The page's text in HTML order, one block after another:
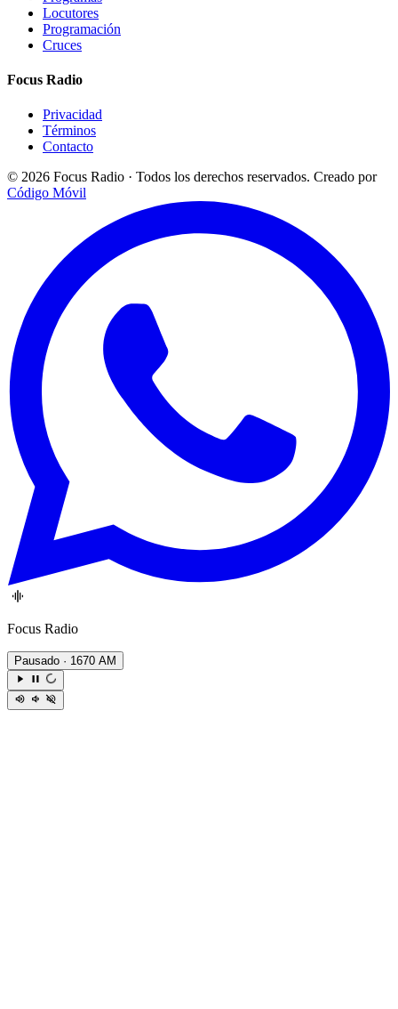
Locutores
Programación
Cruces
Focus Radio
Privacidad
Términos
Contacto
© 2026 Focus Radio · Todos los derechos reservados. Creado por
Código Móvil
Focus Radio
Pausado · 1670 AM